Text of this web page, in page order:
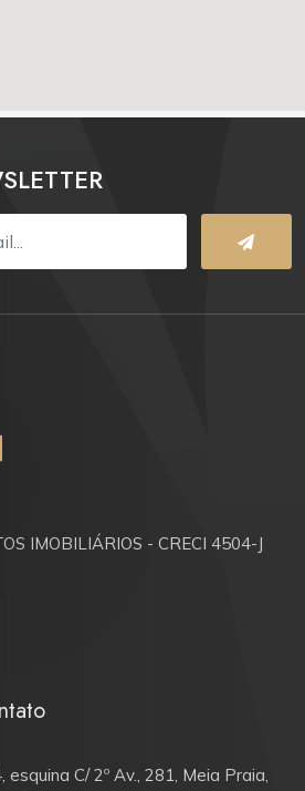
IMOBILIÁRIOS - CRECI 4504-J
esquina C/ 2º Av., 281, Meia Praia,